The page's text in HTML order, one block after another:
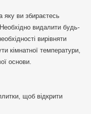
яку ви збираєтесь
видалити будь-
вирівняти
кімнатної температури,
основи.
щоб відкрити